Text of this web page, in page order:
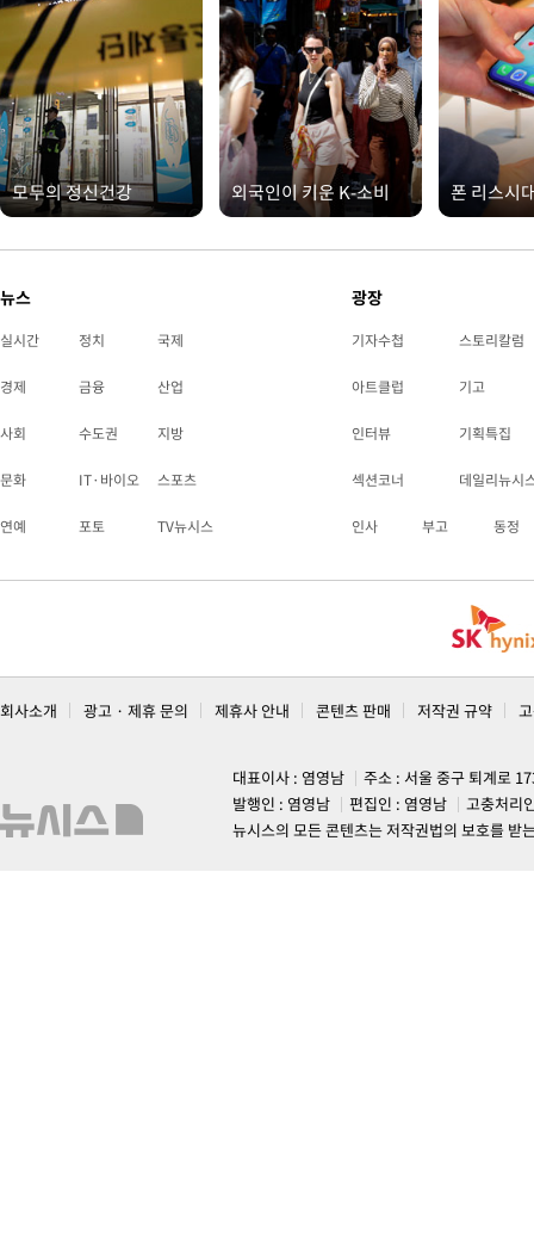
모두의 정신건강 외국인이 키운 K-소비 폰 리스시
뉴스
실시간 정치 국제
경제 금융 산업
사회 수도권 지방
문화 IT·바이오 스포츠
연예 포토 TV뉴시스
광장
기자수첩 스토리칼럼
아트클럽 기고
인터뷰 기획특집
섹션코너 데일리뉴시
인사 부고 동정
회사소개 광고 · 제휴 문의 제휴사 안내 콘텐츠 판매 저작권 규약
대표이사 : 염영남
주소 : 서울 중구 퇴계로
발행인 : 염영남
편집인 : 염영남
고충처리
뉴시스의 모든 콘텐츠는 저작권법의 보호를